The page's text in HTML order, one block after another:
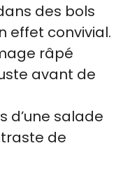
des bols
effet convivial.
râpé
avant de
d’une salade
de